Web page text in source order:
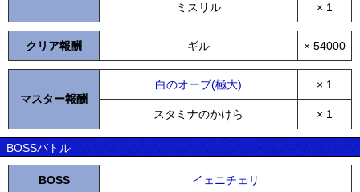
ミスリル × 1
クリア報酬 ギル × 54000
マスター報酬
白のオーブ(極大) × 1
スタミナのかけら × 1
BOSSバトル
BOSS イェニチェリ